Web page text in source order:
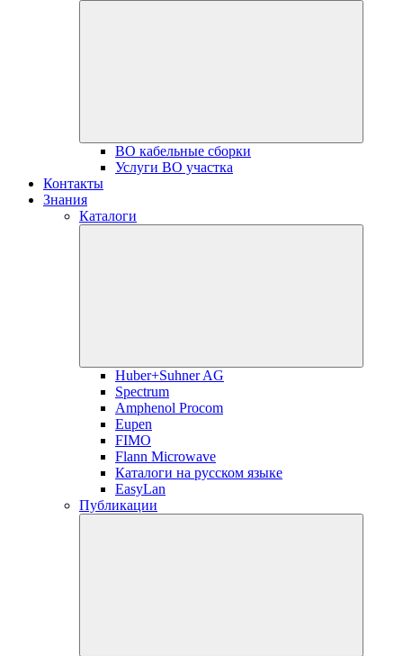
ВО кабельные сборки
Услуги ВО участка
Контакты
Знания
Каталоги
Huber+Suhner AG
Spectrum
Amphenol Procom
Eupen
FIMO
Flann Microwave
Каталоги на русском языке
EasyLan
Публикации